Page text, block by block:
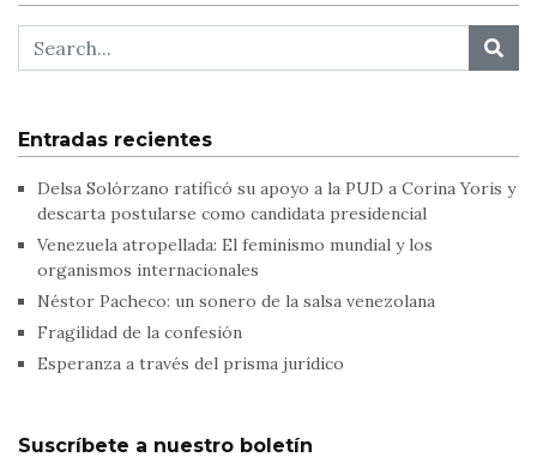
Entradas recientes
Delsa Solórzano ratificó su apoyo a la PUD a Corina Yoris y
descarta postularse como candidata presidencial
Venezuela atropellada: El feminismo mundial y los
organismos internacionales
Néstor Pacheco: un sonero de la salsa venezolana
Fragilidad de la confesión
Esperanza a través del prisma jurídico
Suscríbete a nuestro boletín